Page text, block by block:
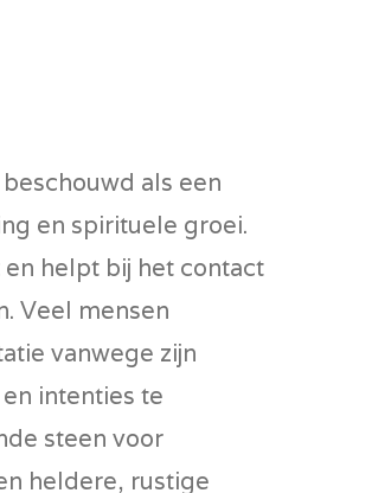
als een
en spirituele groei.
helpt bij het contact
Veel mensen
vanwege zijn
intenties te
steen voor
heldere, rustige